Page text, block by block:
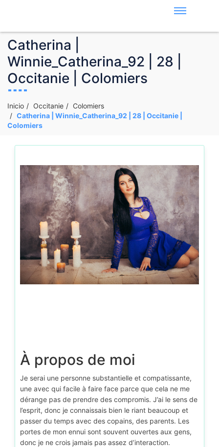
Catherina |
Winnie_Catherina_92 | 28 |
Occitanie | Colomiers
Inicio Occitanie
Colomiers
Catherina | Winnie_Catherina_92 | 28 | Occitanie |
Colomiers
À propos de moi
Je serai une personne substantielle et compatissante,
une avec qui facile à faire face parce que cela ne me
dérange pas de prendre des compromis. J’ai le sens de
l’esprit, donc je connaissais bien le riant beaucoup et
passer du temps avec des copains, des parents. Les
portes de mon ennui sont souvent ouvertes aux gens,
donc je ne crois jamais pas assez d’interaction.